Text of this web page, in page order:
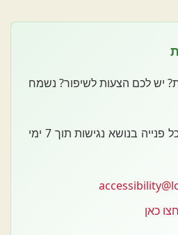
יש לכם הצעות לשיפור? נשמח
אנו מתחייבים לטפל בכל פנייה בנושא נגישות תוך 7 ימי
כאן